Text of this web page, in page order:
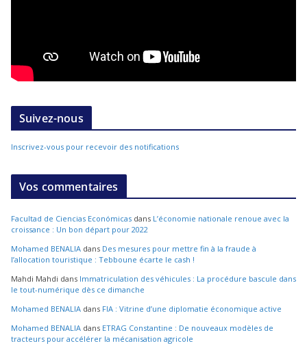
Suivez-nous
Inscrivez-vous pour recevoir des notifications
Vos commentaires
Facultad de Ciencias Económicas dans L’économie nationale renoue avec la
croissance : Un bon départ pour 2022
Mohamed BENALIA dans Des mesures pour mettre fin à la fraude à
l’allocation touristique : Tebboune écarte le cash !
Mahdi Mahdi dans Immatriculation des véhicules : La procédure bascule dans
le tout-numérique dès ce dimanche
Mohamed BENALIA dans FIA : Vitrine d’une diplomatie économique active
Mohamed BENALIA dans ETRAG Constantine : De nouveaux modèles de
tracteurs pour accélérer la mécanisation agricole